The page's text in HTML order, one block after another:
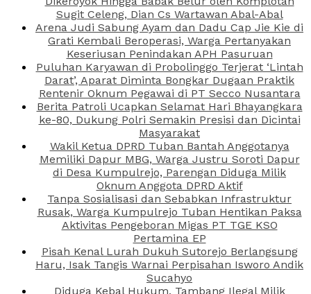
Sugit Celeng, Dian Cs Wartawan Abal-Abal
Arena Judi Sabung Ayam dan Dadu Cap Jie Kie di
Grati Kembali Beroperasi, Warga Pertanyakan
Keseriusan Penindakan APH Pasuruan
Puluhan Karyawan di Probolinggo Terjerat ‘Lintah
Darat’, Aparat Diminta Bongkar Dugaan Praktik
Rentenir Oknum Pegawai di PT Secco Nusantara
Berita Patroli Ucapkan Selamat Hari Bhayangkara
ke-80, Dukung Polri Semakin Presisi dan Dicintai
Masyarakat
Wakil Ketua DPRD Tuban Bantah Anggotanya
Memiliki Dapur MBG, Warga Justru Soroti Dapur
di Desa Kumpulrejo, Parengan Diduga Milik
Oknum Anggota DPRD Aktif
Tanpa Sosialisasi dan Sebabkan Infrastruktur
Rusak, Warga Kumpulrejo Tuban Hentikan Paksa
Aktivitas Pengeboran Migas PT TGE KSO
Pertamina EP
Pisah Kenal Lurah Dukuh Sutorejo Berlangsung
Haru, Isak Tangis Warnai Perpisahan Isworo Andik
Sucahyo
Diduga Kebal Hukum, Tambang Ilegal Milik